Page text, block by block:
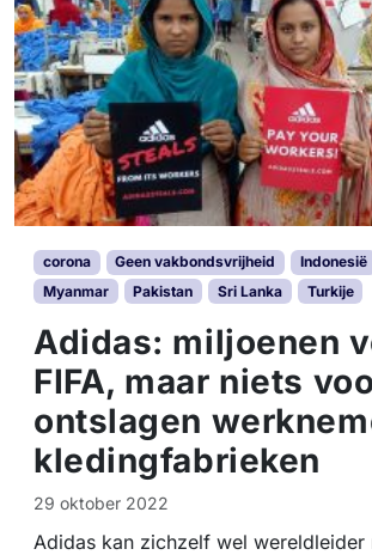
corona Geen vakbondsvrijheid Indonesië
Myanmar
Pakistan Sri Lanka Turkije
Adidas: miljoenen
FIFA, maar niets
ontslagen
kledingfabrieken
29 oktober 2022
Adidas kan zichzelf wel wereldleider